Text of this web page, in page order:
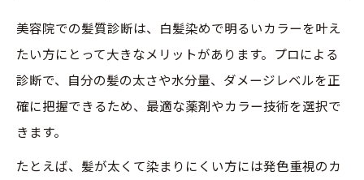
美容院での髪質診断は、白髪染めで明るいカラーを叶え
たい方にとって大きなメリットがあります。プロによる
診断で、自分の髪の太さや水分量、ダメージレベルを正
確に把握できるため、最適な薬剤やカラー技術を選択で
きます。
たとえば、髪が太くて染まりにくい方には発色重視のカ